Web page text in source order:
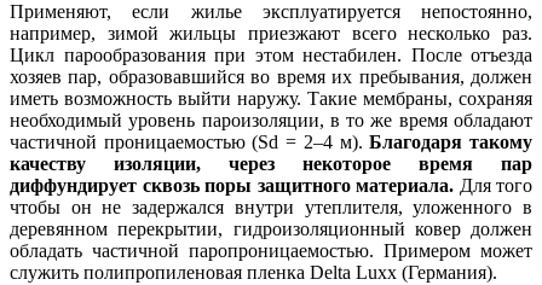
Применяют, если жилье эксплуатируется непостоянно,
например, зимой жильцы приезжают всего несколько раз.
Цикл парообразования при этом нестабилен. После отъезда
хозяев пар, образовавшийся во время их пребывания, должен
иметь возможность выйти наружу. Такие мембраны, сохраняя
необходимый уровень пароизоляции, в то же время обладают
частичной проницаемостью (Sd = 2–4 м).Благодаря такому
качеству изоляции, через некоторое время пар
диффундирует сквозь поры защитного материала. Для того
чтобы он не задержался внутри утеплителя, уложенного в
деревянном перекрытии, гидроизоляционный ковер должен
обладать частичной паропроницаемостью. Примером может
служить полипропиленовая пленка Delta Luxx (Германия).